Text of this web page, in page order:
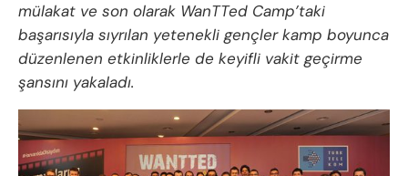
mülakat ve son olarak WanTTed Camp’taki
başarısıyla sıyrılan yetenekli gençler kamp boyunca
düzenlenen etkinliklerle de keyifli vakit geçirme
şansını yakaladı.